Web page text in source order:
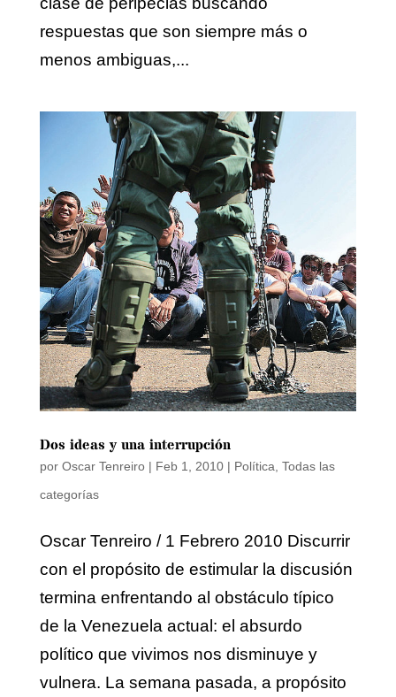
respuestas que son siempre más o
menos ambiguas,...
Dos ideas y una interrupción
por Oscar Tenreiro| Feb 1, 2010| Política Todas las
categorías
Oscar Tenreiro / 1 Febrero 2010 Discurrir
con el propósito de estimular la discusión
termina enfrentando al obstáculo típico
de la Venezuela actual: el absurdo
político que vivimos nos disminuye y
vulnera. La semana pasada, a propósito